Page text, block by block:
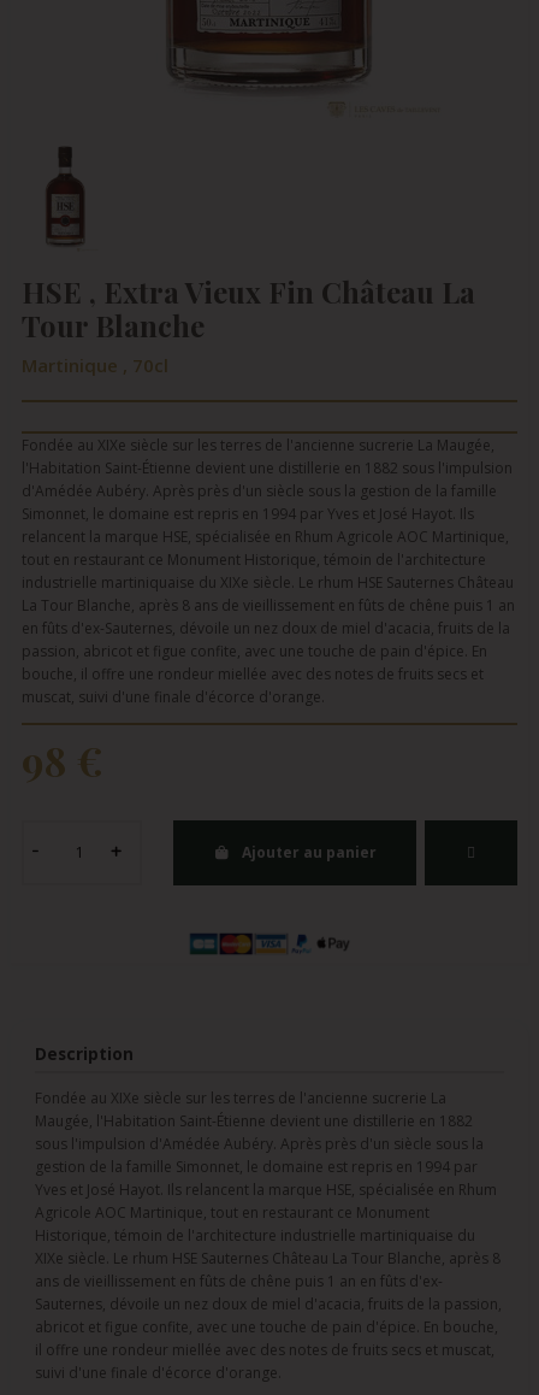
HSE , Extra Vieux Fin Château La
Tour Blanche
Martinique , 70cl
Fondée au XIXe siècle sur les terres de l'ancienne sucrerie La Maugée,
l'Habitation Saint-Étienne devient une distillerie en 1882 sous l'impulsion
d'Amédée Aubéry. Après près d'un siècle sous la gestion de la famille
Simonnet, le domaine est repris en 1994 par Yves et José Hayot. Ils
relancent la marque HSE, spécialisée en Rhum Agricole AOC Martinique,
tout en restaurant ce Monument Historique, témoin de l'architecture
industrielle martiniquaise du XIXe siècle. Le rhum HSE Sauternes Château
La Tour Blanche, après 8 ans de vieillissement en fûts de chêne puis 1 an
en fûts d'ex-Sauternes, dévoile un nez doux de miel d'acacia, fruits de la
passion, abricot et figue confite, avec une touche de pain d'épice. En
bouche, il offre une rondeur miellée avec des notes de fruits secs et
muscat, suivi d'une finale d'écorce d'orange.
98 €
Ajouter au panier
Description
Fondée au XIXe siècle sur les terres de l'ancienne sucrerie La
Maugée, l'Habitation Saint-Étienne devient une distillerie en 1882
sous l'impulsion d'Amédée Aubéry. Après près d'un siècle sous la
gestion de la famille Simonnet, le domaine est repris en 1994 par
Yves et José Hayot. Ils relancent la marque HSE, spécialisée en Rhum
Agricole AOC Martinique, tout en restaurant ce Monument
Historique, témoin de l'architecture industrielle martiniquaise du
XIXe siècle. Le rhum HSE Sauternes Château La Tour Blanche, après 8
ans de vieillissement en fûts de chêne puis 1 an en fûts d'ex-
Sauternes, dévoile un nez doux de miel d'acacia, fruits de la passion,
abricot et figue confite, avec une touche de pain d'épice. En bouche,
il offre une rondeur miellée avec des notes de fruits secs et muscat,
suivi d'une finale d'écorce d'orange.